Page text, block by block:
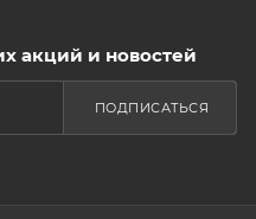
акций и новостей
ПОДПИСАТЬСЯ